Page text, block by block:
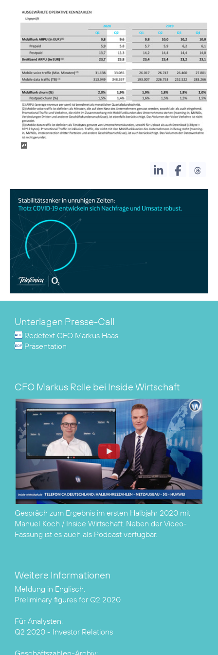
Unterlagen Presse-Call
Redetext CEO Markus Haas
Präsentation
CFO Markus Rolle bei Inside Wirtschaft
Gespräch zum Ergebnis im ersten Halbjahr 2020 mit
Manuel Koch / Inside Wirtschaft. Neben der Video-
Fassung ist es auch als Podcast verfügbar.
Weitere Informationen
Preliminary figures for Q2 2020
Q2 2020 - Investor Relations